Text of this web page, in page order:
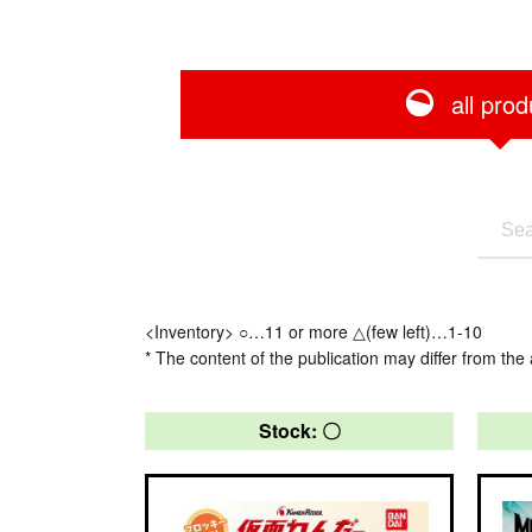
all
<Inventory> ○…11 or more △(few left)…1-10
* The content of the publication may differ from
Stock: 〇